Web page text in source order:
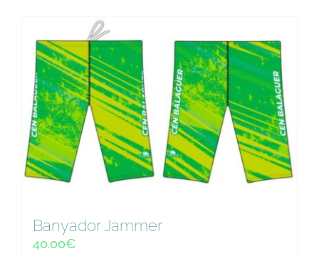
Banyador Jammer
40.00€